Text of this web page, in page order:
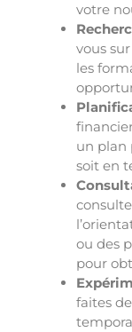
votre
vous
les
un plan
soit en
ou des
pour
faites